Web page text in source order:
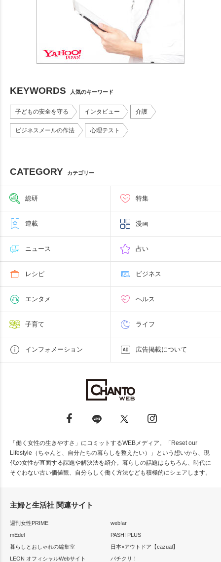
KEYWORDS 人気のキーワード
子どもの安全を守る インタビュー 介護
ビジネスメールの作法 心理テスト
CATEGORY カテゴリー
総研 特集
連載 漫画
ニュース 占い
レシピ ビジネス
エンタメ ヘルス
子育て ライフ
インフォメーション 広告掲載について
「働く女性の生きやすさ」にコミットするWEBメディア。「Reset our
Lifestyle（ちゃんと、自分たちの暮らしを整えたい）」という想いから、現
代の女性が直面する課題や解決法を紹介。暮らしの話題はもちろん、時代に
そぐわない古い価値観、自分らしく働く方法なども積極的にシェアします。
主婦と生活社 関連サイト
週刊女性PRIME
web!ar
mEdel
PASH! PLUS
暮らしとおしゃれの編集室
日本×アウトドア【cazual】
LEON オフィシャルWebサイト
パチクリ！